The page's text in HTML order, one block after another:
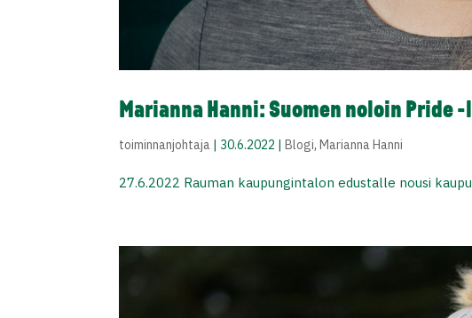
Marianna Hanni: Suomen noloin Pride
toiminnanjohtaja | 30.6.2022 |Blogi,Marianna Hanni
27.6.2022 Rauman kaupungintalon edustalle nousi